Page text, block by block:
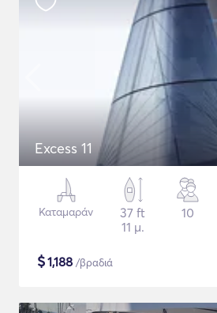
Excess 11
Καταμαράν
37 ft
11 μ.
10
$1,188 /βραδιά